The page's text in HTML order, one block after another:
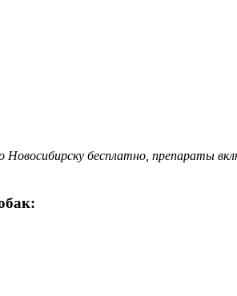
Новосибирску бесплатно, препараты